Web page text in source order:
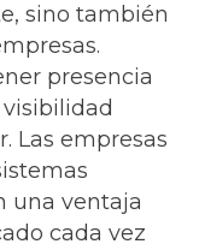
sino también
presencia
Las empresas
una ventaja
cada vez